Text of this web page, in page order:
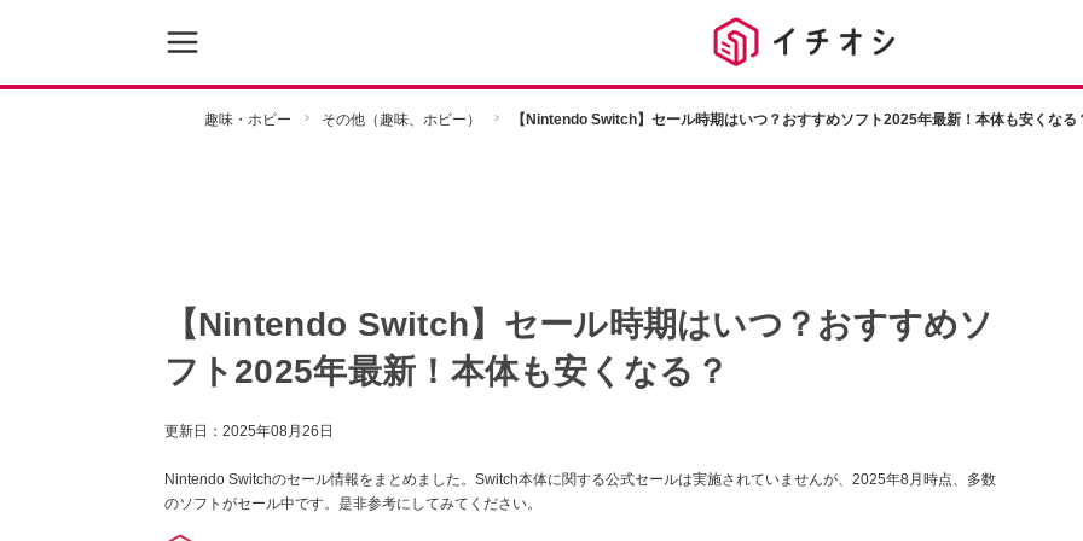
趣味・ホビー その他（趣味、ホビー） 【Nintendo Switch】セール時期はいつ？おすすめソフト2025年最新！本体も安くなる
【Nintendo Switch】セール時期はいつ？おすすめソ
フト2025年最新！本体も安くなる？
更新日： 2025年08月26日
Nintendo Switchのセール情報をまとめました。Switch本体に関する公式セールは実施されていませんが、2025年8月時点、多数
のソフトがセール中です。是非参考にしてみてください。